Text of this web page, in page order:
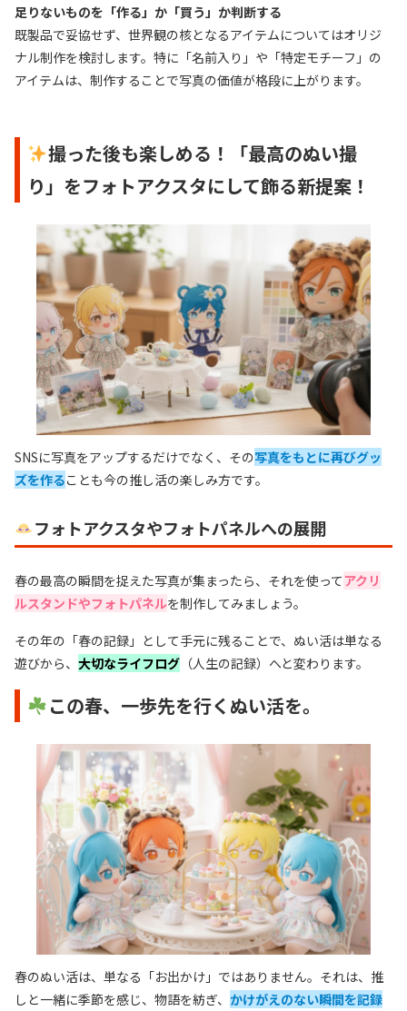
足りないものを「作る」か「買う」か判断する
既製品で妥協せず、世界観の核となるアイテムについてはオリジ
ナル制作を検討します。特に「名前入り」や「特定モチーフ」の
アイテムは、制作することで写真の価値が格段に上がります。
撮った後も楽しめる！「最高のぬい撮
り」をフォトアクスタにして飾る新提案！
SNSに写真をアップするだけでなく、その写真をもとに再びグッ
ズを作ることも今の推し活の楽しみ方です。
フォトアクスタやフォトパネルへの展開
春の最高の瞬間を捉えた写真が集まったら、それを使って アクリ
ルスタンドやフォトパネルを制作してみましょう。
その年の「春の記録」として手元に残ることで、ぬい活は単なる
遊びから、 大切なライフログ （人生の記録）へと変わります。
この春、一歩先を行くぬい活を。
春のぬい活は、単なる「お出かけ」ではありません。それは、推
しと一緒に季節を感じ、物語を紡ぎ、 かけがえのない瞬間を記録